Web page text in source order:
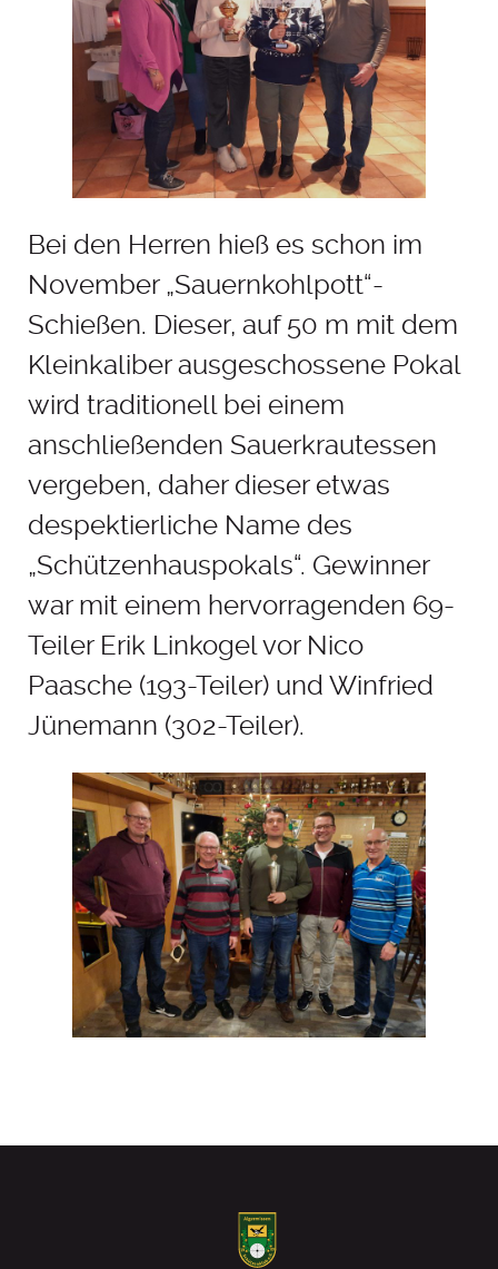
Bei den Herren hieß es schon im
November „Sauernkohlpott“-
Schießen. Dieser, auf 50 m mit dem
Kleinkaliber ausgeschossene Pokal
wird traditionell bei einem
anschließenden Sauerkrautessen
vergeben, daher dieser etwas
despektierliche Name des
„Schützenhauspokals“. Gewinner
war mit einem hervorragenden 69-
Teiler Erik Linkogel vor Nico
Paasche (193-Teiler) und Winfried
Jünemann (302-Teiler).